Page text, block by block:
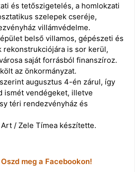
és tetőszigetelés, a homlokzati
szelepek cseréje,
villámvédelme.
belső villamos, gépészeti és
is sor kerül,
saját forrásból finanszíroz.
az önkormányzat.
augusztus 4-én zárul, így
ismét vendégeket, illetve
téri rendezvényház és
/ Zele Tímea készítette.
meg a Facebookon!